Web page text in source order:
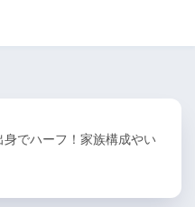
身でハーフ！家族構成やい